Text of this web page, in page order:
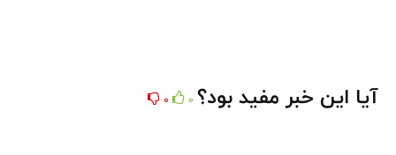
آیا این خبر مفید بود؟ 0
0